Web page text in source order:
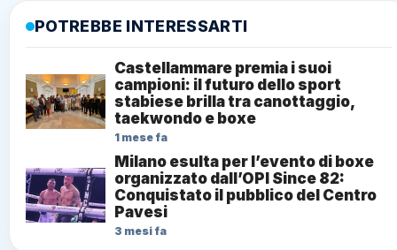
POTREBBE INTERESSARTI
Castellammare premia i suoi
campioni: il futuro dello sport
stabiese brilla tra canottaggio,
taekwondo e boxe
1 mese fa
Milano esulta per l’evento di boxe
organizzato dall’OPI Since 82:
Conquistato il pubblico del Centro
Pavesi
3 mesi fa